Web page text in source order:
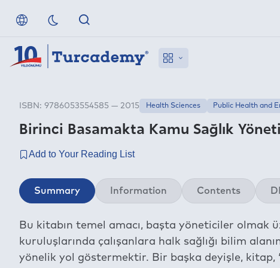
Birinci Basamakta Kamu Sağlık
ISBN: 9786053554585 — 2015 Health Sciences Public Health and
Summary Information Contents
Bu kitabın temel amacı, başta yöneticiler olmak
kuruluşlarında çalışanlara halk sağlığı bilim
yönelik yol göstermektir. Bir başka deyişle, kitap,